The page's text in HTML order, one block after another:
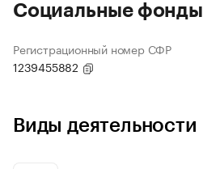
Социальные фонды
Регистрационный номер СФР
1239455882
Виды деятельности